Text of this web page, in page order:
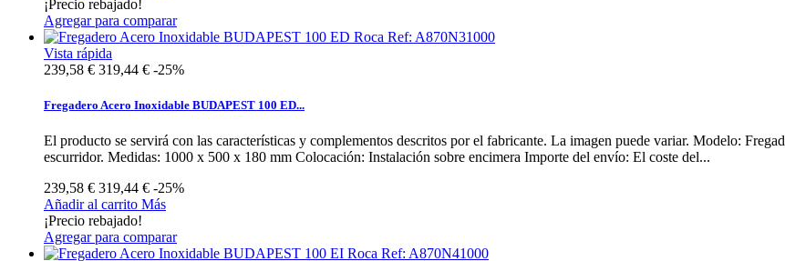
¡Precio rebajado!
Agregar para comparar
Vista rápida
239,58 € 319,44 € -25%
Fregadero Acero Inoxidable BUDAPEST 100 ED...
El producto se servirá con las características y complementos descritos por el fabricante. La imagen puede variar. Modelo:
escurridor. Medidas: 1000 x 500 x 180 mm Colocación: Instalación sobre encimera Importe del envío: El coste del...
239,58 € 319,44 € -25%
Añadir al carrito Más
¡Precio rebajado!
Agregar para comparar